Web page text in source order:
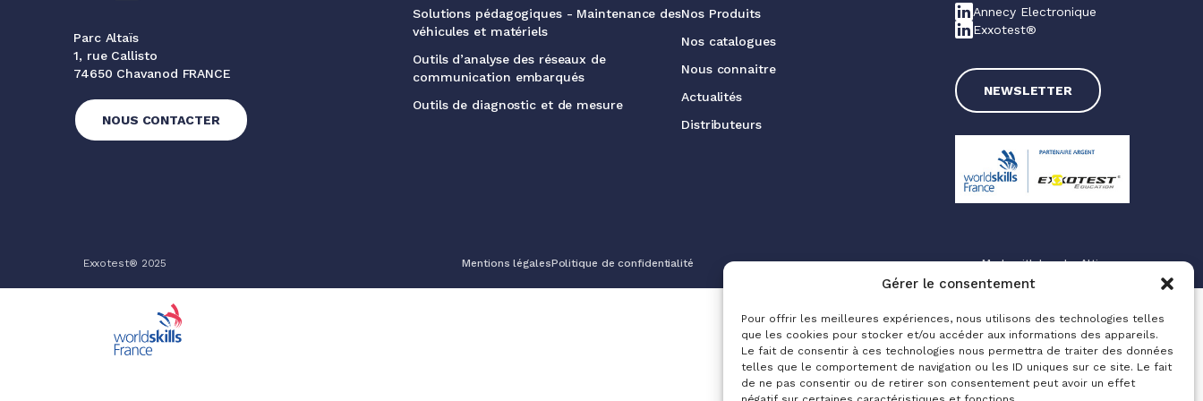
Gérer le consentement
Pour offrir les meilleures expériences, nous utilisons des technologies telles
que les cookies pour stocker et/ou accéder aux informations des appareils.
Le fait de consentir à ces technologies nous permettra de traiter des données
telles que le comportement de navigation ou les ID uniques sur ce site. Le fait
de ne pas consentir ou de retirer son consentement peut avoir un effet
Parc Altaïs
1, rue Callisto
74650 Chavanod FRANCE
NOUS CONTACTER
Solutions pédagogiques - Maintenance des
véhicules et matériels
Outils d’analyse des réseaux de
communication embarqués
Outils de diagnostic et de mesure
Nos Produits
Nos catalogues
Nous connaitre
Actualités
Distributeurs
Annecy Electronique
Exxotest®
NEWSLETTER
Exxotest® 2025 Mentions légalesPolitique de confidentialité Made with love byAltimax